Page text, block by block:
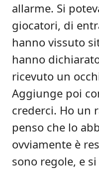
allarme. Si
giocatori, di
hanno vissuto
hanno
ricevuto un
Aggiunge poi
crederci. Ho un
penso che lo
ovviamente è
sono regole, e